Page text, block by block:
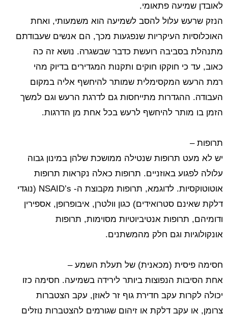
לאובדן שמיעה פתאומי.
הנזק שרעש עלול להסב לשמיעה הוא משמעותי, ואחת
האוכלוסיות העיקריות שנפגעות מכך, הם אנשים שעבודתם
מתנהלת בסביבה רועשת כדבר שבשגרה. נושא זה כה
כאוב, עד כי חוקקו חוקים ותקנות המגדירים בדיוק מהי
רמת הרעש המקסימלית שמותר להיחשף אליה במקום
העבודה. ההגדרות מתייחסות גם לדרגת הרעש וגם למשך
הזמן בו מותר להיחשף לרעש בכל אחת מן הדרגות.
תרופות –
יש לא מעט תרופות שנטילה ממושכת שלהן במינון גבוה
עלולה לפגוע באוזניים. תרופות כאלה נקראות תרופות
אוטוטוקסיות. לדוגמא, תרופות מקבוצת ה- NSAID’s (נוגדי
דלקת שאינם סטרואידים) כגון וולטרן, איבופרופן, אספירין
ודומיהם, תרופות אנטיביוטיות מסוימות, תרופות
אונקולוגיות וגם חלק מהמשתנים.
חסימה פיסית (מכאנית) של תעלת השמע –
אחת הסיבות הנפוצות ביותר לירידה בשמיעה. חסימה כזו
יכולה לקרות עקב חדירת גוף זר לאוזן, עקב הצטברות
צרומן, או עקב דלקת או זיהום שגורמים להצטברות נוזלים